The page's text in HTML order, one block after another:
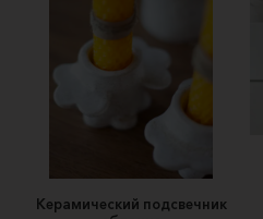
Керамический подсвечник